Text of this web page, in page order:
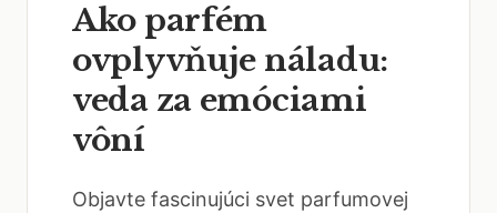
Ako parfém
ovplyvňuje náladu:
veda za emóciami
vôní
Objavte fascinujúci svet parfumovej